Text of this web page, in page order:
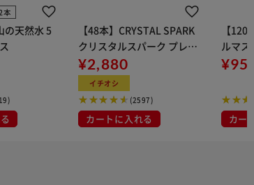
本
の天然水 5
【48本】CRYSTAL SPARK
クリスタルスパーク プレー
ン 500ml
¥2,880
イチオシ
(2597)
カートに入れる
【
ルマス
イト 大容量
布
カー